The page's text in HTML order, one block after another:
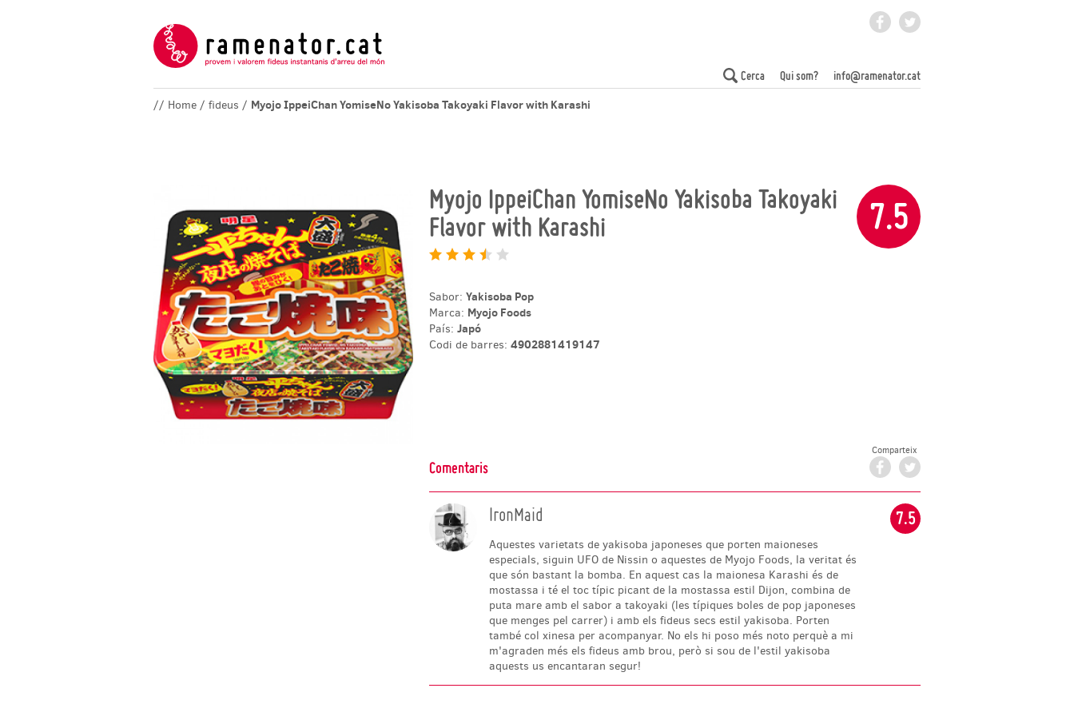
Facebook
Cerca Qui som?
info@ramenator.cat
// Home / fideus / Myojo IppeiChan YomiseNo Yakisoba Takoyaki Flavor with Karashi
Myojo IppeiChan YomiseNo Yakisoba Takoyaki
Flavor with Karashi
7.5
Sabor: Yakisoba Pop
Marca: Myojo Foods
País: Japó
Codi de barres: 4902881419147
Comentaris
Comparteix
Facebook
IronMaid
Aquestes varietats de yakisoba japoneses que porten maioneses
especials, siguin UFO de Nissin o aquestes de Myojo Foods, la veritat és
que són bastant la bomba. En aquest cas la maionesa Karashi és de
mostassa i té el toc típic picant de la mostassa estil Dijon, combina de
puta mare amb el sabor a takoyaki (les típiques boles de pop japoneses
que menges pel carrer) i amb els fideus secs estil yakisoba. Porten
també col xinesa per acompanyar. No els hi poso més noto perquè a mi
m'agraden més els fideus amb brou, però si sou de l'estil yakisoba
aquests us encantaran segur!
7.5